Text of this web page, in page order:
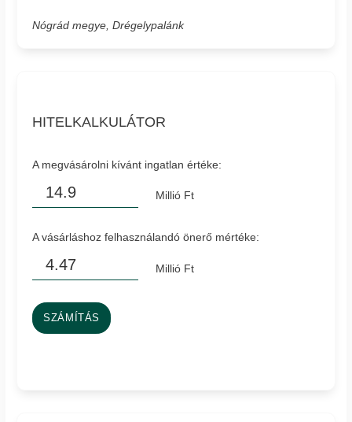
Nógrád megye, Drégelypalánk
HITELKALKULÁTOR
A megvásárolni kívánt ingatlan értéke:
Millió Ft
A vásárláshoz felhasználandó önerő mértéke:
Millió Ft
SZÁMÍTÁS